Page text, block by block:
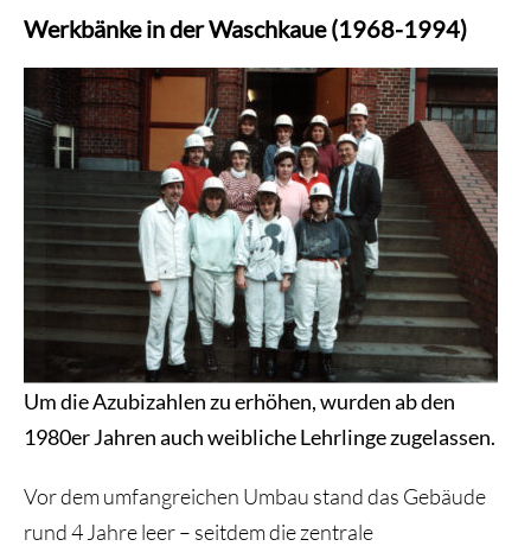
Werkbänke in der Waschkaue (1968-1994)
Um die Azubizahlen zu erhöhen, wurden ab den
1980er Jahren auch weibliche Lehrlinge zugelassen.
Vor dem umfangreichen Umbau stand das Gebäude
rund 4 Jahre leer – seitdem die zentrale